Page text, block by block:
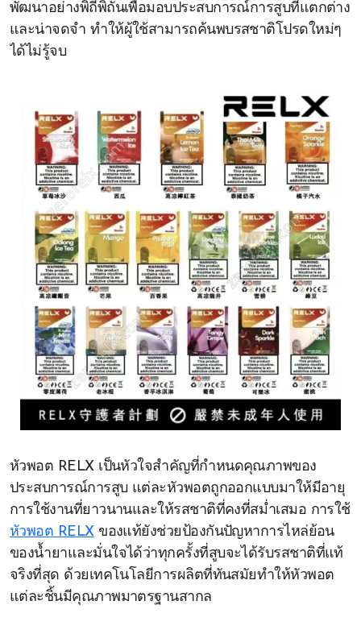
พัฒนาอย่างพิถีพิถันเพื่อมอบประสบการณ์การสูบที่แตกต่าง
และน่าจดจำ ทำให้ผู้ใช้สามารถค้นพบรสชาติโปรดใหม่ๆ
ได้ไม่รู้จบ
หัวพอต RELX เป็นหัวใจสำคัญที่กำหนดคุณภาพของ
ประสบการณ์การสูบ แต่ละหัวพอตถูกออกแบบมาให้มีอายุ
การใช้งานที่ยาวนานและให้รสชาติที่คงที่สม่ำเสมอ การใช้
หัวพอต RELXของแท้ยังช่วยป้องกันปัญหาการไหล่ย้อน
ของน้ำยาและมั่นใจได้ว่าทุกครั้งที่สูบจะได้รับรสชาติที่แท้
จริงที่สุด ด้วยเทคโนโลยีการผลิตที่ทันสมัยทำให้หัวพอต
แต่ละชิ้นมีคุณภาพมาตรฐานสากล